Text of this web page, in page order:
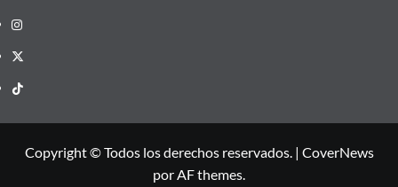
Copyright © Todos los derechos reservados. | CoverNews
por AF themes.